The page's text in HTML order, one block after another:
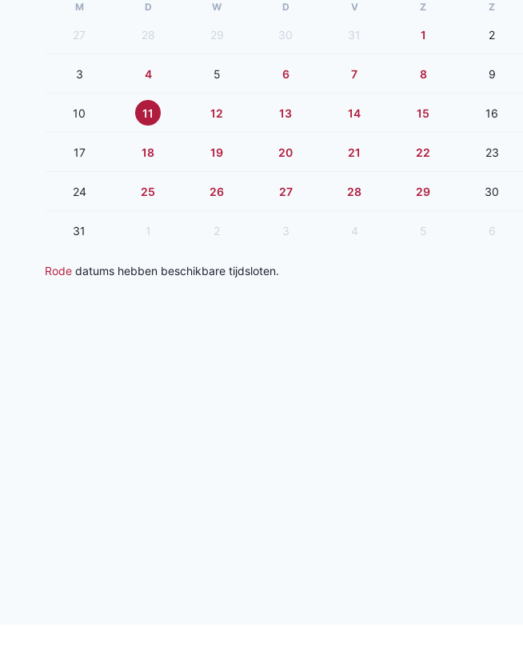
M D W D V Z Z
27 28 29 30 31 1 2
3 4 5 6 7 8 9
10 11 12 13 14 15 16
17 18 19 20 21 22 23
24 25 26 27 28 29 30
31 1 2 3 4 5 6
Rode datums hebben beschikbare tijdsloten.